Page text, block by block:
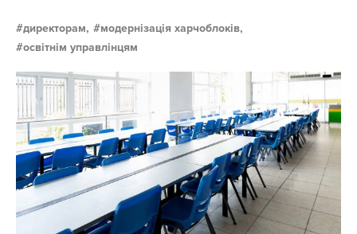
директорам,
модернізація харчоблоків,
освітнім управлінцям